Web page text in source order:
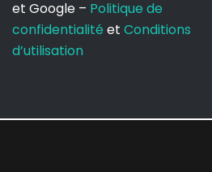
et Google – Politique de
confidentialité et Conditions
d’utilisation